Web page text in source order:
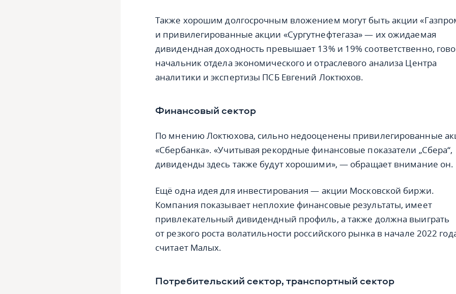
Также хорошим долгосрочным вложением могут быть акции
и привилегированные акции «Сургутнефтегаза» — их ожидаемая
дивидендная доходность превышает 13% и 19% соответственно,
начальник отдела экономического и отраслевого анализа Центра
аналитики и экспертизы ПСБ Евгений Локтюхов.
Финансовый сектор
По мнению Локтюхова, сильно недооценены привилегированные
«Сбербанка». «Учитывая рекордные финансовые показатели „Сбера“,
дивиденды здесь также будут хорошими», — обращает внимание он.
Ещё одна идея для инвестирования — акции Московской биржи.
Компания показывает неплохие финансовые результаты, имеет
привлекательный дивидендный профиль, а также должна выиграть
от резкого роста волатильности российского рынка в начале 2022
считает Малых.
Потребительский сектор, транспортный сектор